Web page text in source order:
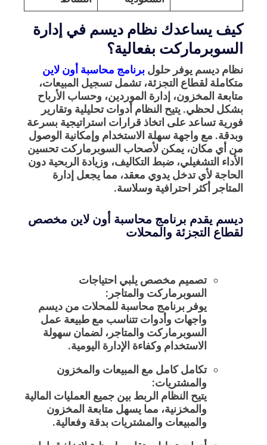
كيف يساعدك نظام ديسم في إدارة
السوبرماركت بفعالية؟
نظام ديسم يوفر حلول برنامج محاسبة أون لاين
متكاملة لقطاع التجزئة، تشمل تسجيل المبيعات،
متابعة المخزون، إدارة الموردين، وحساب الأرباح
بشكل لحظي. يتيح النظام أدوات تحليلية وتقارير
فورية تساعد على اتخاذ قرارات استراتيجية بسرعة
وبدقة. مع واجهة سهلة الاستخدام وإمكانية الوصول
من أي مكان، يمكن لأصحاب السوبرماركت تحسين
الأداء التشغيلي، ضبط التكاليف، وزيادة الربحية دون
الحاجة لأي تدخل يدوي معقد، مما يجعل إدارة
المتاجر أكثر احترافية وسلاسة.
ديسم يقدم برنامج محاسبة أون لاين مخصص
لقطاع التجزئة والمحلات
تصميم مخصص يلبي احتياجات
السوبرماركت والمتاجر:
يوفربرنامج محاسبة للمحلات من ديسم
واجهات وأدوات تتناسب مع طبيعة عمل
السوبرماركت والمتاجر، لضمان سهولة
الاستخدام وكفاءة الإدارة اليومية.
تكامل كامل مع المبيعات والمخزون
والمشتريات:
يتيح النظام الربط بين جميع العمليات المالية
والمخزنية، مما يسهل متابعة المخزون
والمبيعات والمشتريات بدقة وفعالية.